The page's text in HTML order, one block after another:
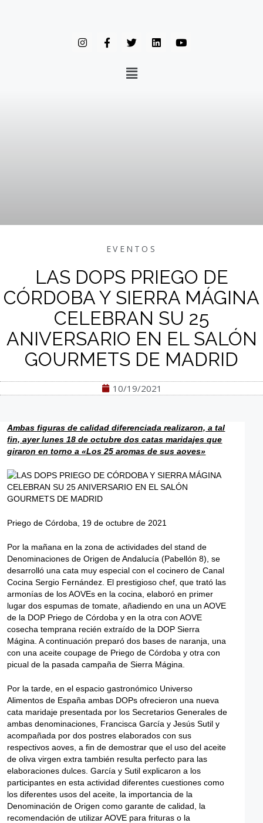
EVENTOS
LAS DOPS PRIEGO DE
CÓRDOBA Y SIERRA MÁGINA
CELEBRAN SU 25
ANIVERSARIO EN EL SALÓN
GOURMETS DE MADRID
10/19/2021
Ambas figuras de calidad diferenciada realizaron, a tal
fin, ayer lunes 18 de octubre dos catas maridajes que
giraron en torno a «Los 25 aromas de sus aoves»
Priego de Córdoba, 19 de octubre de 2021
Por la mañana en la zona de actividades del stand de
Denominaciones de Origen de Andalucía (Pabellón 8), se
desarrolló una cata muy especial con el cocinero de Canal
Cocina Sergio Fernández. El prestigioso chef, que trató las
armonías de los AOVEs en la cocina, elaboró en primer
lugar dos espumas de tomate, añadiendo en una un AOVE
de la DOP Priego de Córdoba y en la otra con AOVE
cosecha temprana recién extraído de la DOP Sierra
Mágina. A continuación preparó dos bases de naranja, una
con una aceite coupage de Priego de Córdoba y otra con
picual de la pasada campaña de Sierra Mágina.
Por la tarde, en el espacio gastronómico Universo
Alimentos de España ambas DOPs ofrecieron una nueva
cata maridaje presentada por los Secretarios Generales de
ambas denominaciones, Francisca García y Jesús Sutil y
acompañada por dos postres elaborados con sus
respectivos aoves, a fin de demostrar que el uso del aceite
de oliva virgen extra también resulta perfecto para las
elaboraciones dulces. García y Sutil explicaron a los
participantes en esta actividad diferentes cuestiones como
los diferentes usos del aceite, la importancia de la
Denominación de Origen como garante de calidad, la
recomendación de utilizar AOVE para frituras o la